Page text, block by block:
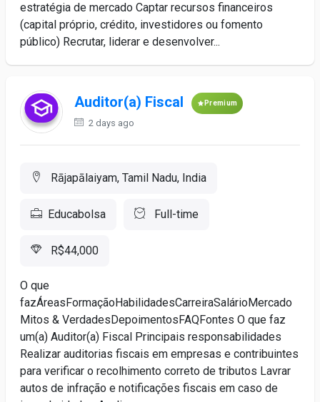
estratégia de mercado Captar recursos financeiros
(capital próprio, crédito, investidores ou fomento
público) Recrutar, liderar e desenvolver...
Auditor(a) Fiscal Premium
2 days ago
Rājapālaiyam, Tamil Nadu, India
Educabolsa Full-time
R$44,000
O que
fazÁreasFormaçãoHabilidadesCarreiraSalárioMercado
Mitos & VerdadesDepoimentosFAQFontes O que faz
um(a) Auditor(a) Fiscal Principais responsabilidades
Realizar auditorias fiscais em empresas e contribuintes
para verificar o recolhimento correto de tributos Lavrar
autos de infração e notificações fiscais em caso de